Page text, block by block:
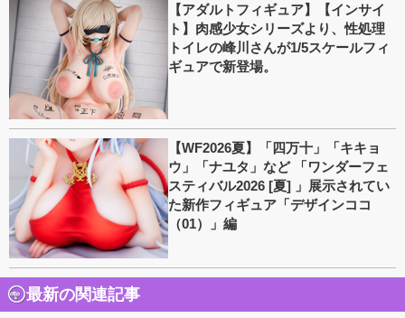
【アダルトフィギュア】【インサイ
ト】肉感少女シリーズより、性処理
トイレの峰川さんが1/5スケールフィ
ギュアで新登場。
【WF2026夏】「四万十」「キキョ
ウ」「ナユタ」など 「ワンダーフェ
スティバル2026 [夏] 」展示されてい
た新作フィギュア「デザインココ
（01）」編
最新の関連記事